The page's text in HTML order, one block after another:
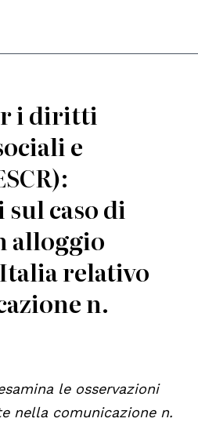
i diritti
e
caso di
alloggio
relativo
n.
le osservazioni
nella comunicazione n.